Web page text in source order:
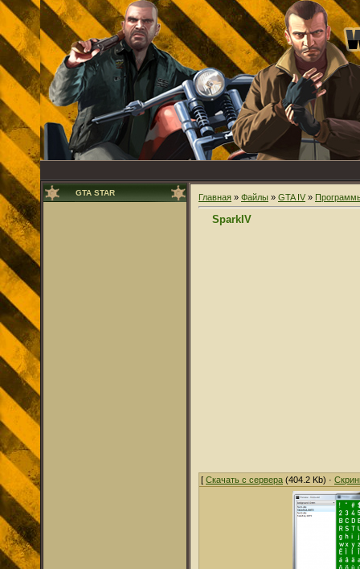
GTA STAR Главная » Файлы » GTA IV »
SparkIV
[ Скачать с сервера (404.2 Kb) ·